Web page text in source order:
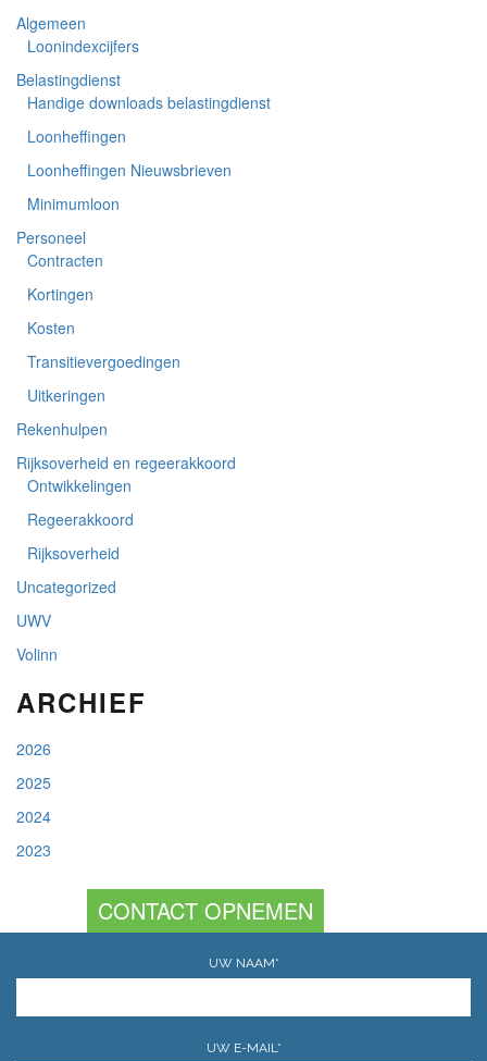
Algemeen
Loonindexcijfers
Belastingdienst
Handige downloads belastingdienst
Loonheffingen
Loonheffingen Nieuwsbrieven
Minimumloon
Personeel
Contracten
Kortingen
Kosten
Transitievergoedingen
Uitkeringen
Rekenhulpen
Rijksoverheid en regeerakkoord
Ontwikkelingen
Regeerakkoord
Rijksoverheid
Uncategorized
UWV
Volinn
ARCHIEF
2026
2025
2024
2023
CONTACT OPNEMEN
UW NAAM*
UW E-MAIL*